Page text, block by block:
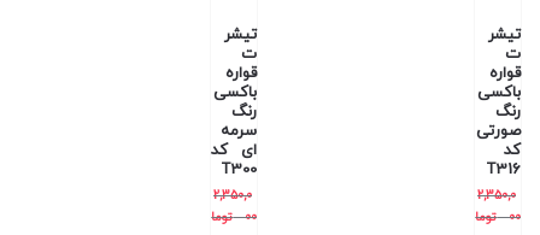
تیشر
ت
قواره
باکسی
رنگ
صورتی
کد
T316
2,350,0
00
توما
تیشر
ت
قواره
باکسی
رنگ
سرمه
ای کد
T300
2,350,0
00
توما